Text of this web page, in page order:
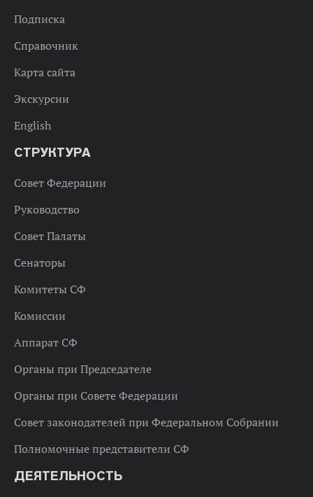
Подписка
Справочник
Карта сайта
Экскурсии
English
СТРУКТУРА
Совет Федерации
Руководство
Совет Палаты
Сенаторы
Комитеты СФ
Комиссии
Аппарат СФ
Органы при Председателе
Органы при Совете Федерации
Совет законодателей при Федеральном Собрании
Полномочные представители СФ
ДЕЯТЕЛЬНОСТЬ